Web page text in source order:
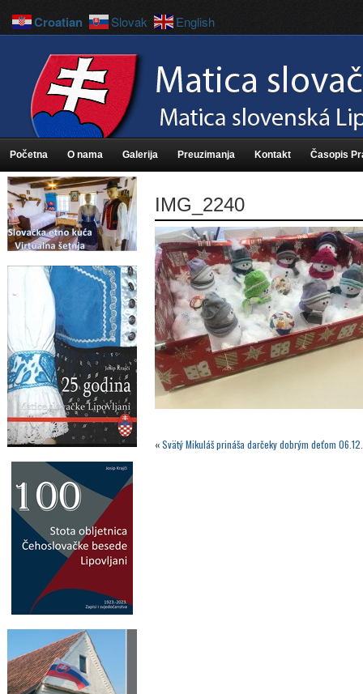
Početna O nama Galerija Preuzimanja Kontakt Časopis
IMG_2240
«Svätý Mikuláš prináša darčeky dobrým deťom
Croatian Slovak English